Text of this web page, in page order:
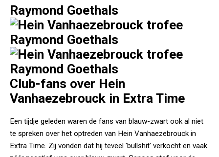
Club-fans over Hein
Vanhaezebrouck in Extra Time
Een tijdje geleden waren de fans van blauw-zwart ook al niet
te spreken over het optreden van Hein Vanhaezebrouck in
Extra Time. Zij vonden dat hij teveel 'bullshit' verkocht en vaak